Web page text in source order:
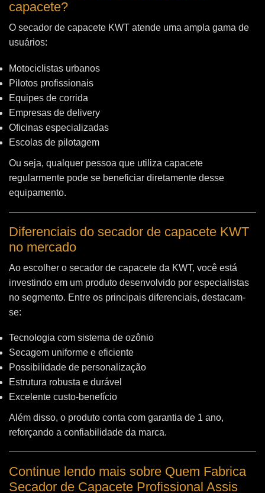
capacete?
O secador de capacete KWT atende uma ampla gama de
usuários:
Motociclistas urbanos
Pilotos profissionais
Equipes de corrida
Empresas de delivery
Oficinas especializadas
Escolas de pilotagem
Ou seja, qualquer pessoa que utiliza capacete
regularmente pode se beneficiar diretamente desse
equipamento.
Diferenciais do secador de capacete KWT
no mercado
Ao escolher o secador de capacete da KWT, você está
investindo em um produto desenvolvido por especialistas
no segmento. Entre os principais diferenciais, destacam-
se:
Tecnologia com sistema de ozônio
Secagem uniforme e eficiente
Possibilidade de personalização
Estrutura robusta e durável
Excelente custo-benefício
Além disso, o produto conta com garantia de 1 ano,
reforçando a confiabilidade da marca.
Continue lendo mais sobre Quem Fabrica
Secador de Capacete Profissional Assis